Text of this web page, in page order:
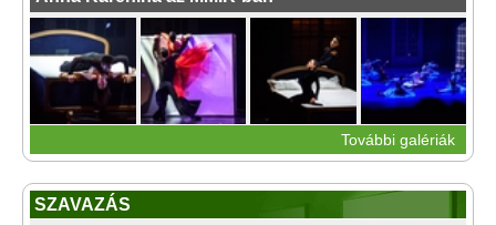
További galériák
SZAVAZÁS